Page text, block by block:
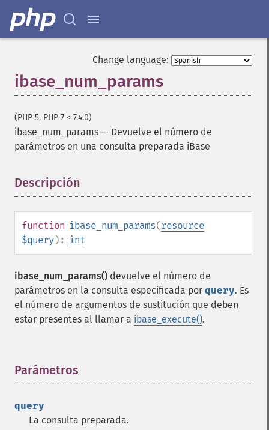
Change language:
ibase_num_params
(PHP 5, PHP 7 < 7.4.0)
ibase_num_params — Devuelve el número de
parámetros en una consulta preparada iBase
Descripción
function ibase_num_params(resource
$query): int
ibase_num_params() devuelve el número de
parámetros en la consulta especificada por query. Es
el número de argumentos de sustitución que deben
estar presentes al llamar a ibase_execute().
Parámetros
query
La consulta preparada.